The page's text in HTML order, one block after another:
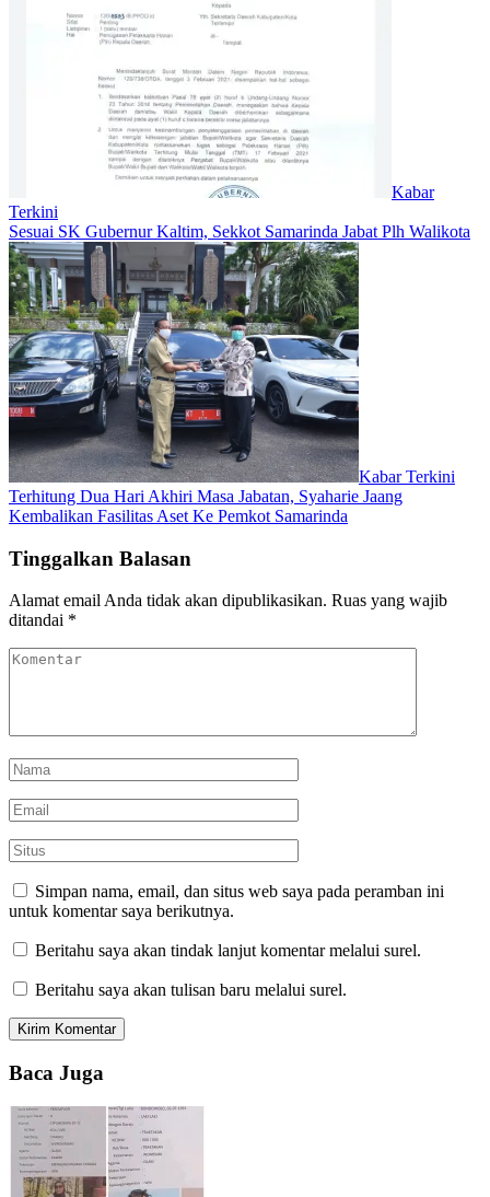
Kabar
Terkini
Sesuai SK Gubernur Kaltim, Sekkot Samarinda Jabat Plh Walikota
Kabar Terkini
Terhitung Dua Hari Akhiri Masa Jabatan, Syaharie Jaang
Kembalikan Fasilitas Aset Ke Pemkot Samarinda
Tinggalkan Balasan
Alamat email Anda tidak akan dipublikasikan. Ruas yang wajib
ditandai *
Simpan nama, email, dan situs web saya pada peramban ini
untuk komentar saya berikutnya.
Beritahu saya akan tindak lanjut komentar melalui surel.
Beritahu saya akan tulisan baru melalui surel.
Baca Juga